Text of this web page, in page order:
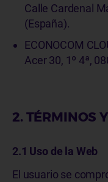
Calle Cardenal
(España).
ECONOCOM
Acer 30, 1º 4ª,
2. TÉRMINOS
2.1 Uso de la Web
El usuario se